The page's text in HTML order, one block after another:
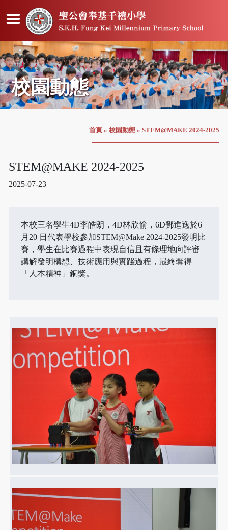
校園動態
首頁 » 校園動態 » STEM@MAKE 2024-2025
STEM@MAKE 2024-2025
2025-07-23
本校三名學生4D李皓朗，4D林欣愉，6D鄧進逸於6
月20 日代表學校參加STEM@Make 2024-2025發明比
賽，學生在比賽過程中表現自信且有條理地向評審
講解發明構想、技術應用與實踐過程，最終奪得
「人本精神」銅獎。